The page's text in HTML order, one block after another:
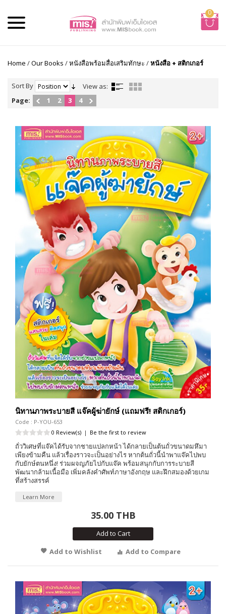
0
Home /Our Books /หนังสือพร้อมสื่อเสริมทักษะ /หนังสือ + สติกเกอร์
Sort By
View as:
Page:
1 2 3 4
นิทานภาพระบายสี แจ๊คผู้ฆ่ายักษ์ (แถมฟรี! สติกเกอร์)
Code : P-YOU-653
0 Review(s) | Be the first to review
ถั่ววิเศษที่แจ๊คได้รับจากชายแปลกหน้า ได้กลายเป็นต้นถั่วขนาดมหึมา
เพียงข้ามคืน แล้วเรื่องราวจะเป็นอย่างไร หากต้นถั่วนี้นำพาแจ๊คไปพบ
กับยักษ์ตนหนึ่ง! ร่วมผจญภัยไปกับแจ๊ค พร้อมสนุกกับการระบายสี
พัฒนากล้ามเนื้อมือ เพิ่มคลังคำศัพท์ภาษาอังกฤษ และฝึกสมองด้วยเกม
ที่สร้างสรรค์
Learn More
35.00 THB
Add to Cart
Add to Wishlist
Add to Compare